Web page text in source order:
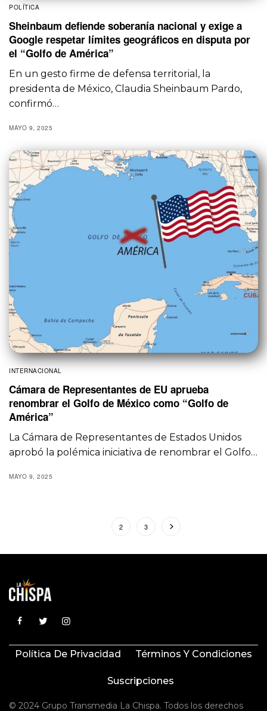
POLÍTICA
Sheinbaum defiende soberanía nacional y exige a
Google respetar límites geográficos en disputa por
el “Golfo de América”
En un gesto firme de defensa territorial, la
presidenta de México, Claudia Sheinbaum Pardo,
confirmó…
MAYO 9, 2025
INTERNACIONAL
Cámara de Representantes de EU aprueba
renombrar el Golfo de México como “Golfo de
América”
La Cámara de Representantes de Estados Unidos
aprobó la polémica iniciativa de renombrar el Golfo…
MAYO 9, 2025
2 3
Política De Privacidad Términos Y Condiciones
Suscripciones
© 2024 Grupo Transmedia La Chispa. Todos los derechos